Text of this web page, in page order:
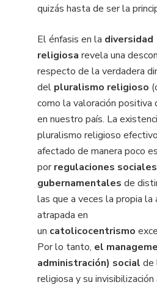
quizás hasta de ser la
El énfasis en la diversidad
religiosa revela una
respecto de la verdadera
del pluralismo religioso
como la valoración positiva
en nuestro país. La
pluralismo religioso
afectado de manera poco
porregulaciones
gubernamentales de
las que a veces la propia la
atrapada en
un catolicocentrismo
Por lo tanto, el
administración) social de
religiosa y su invisibilización